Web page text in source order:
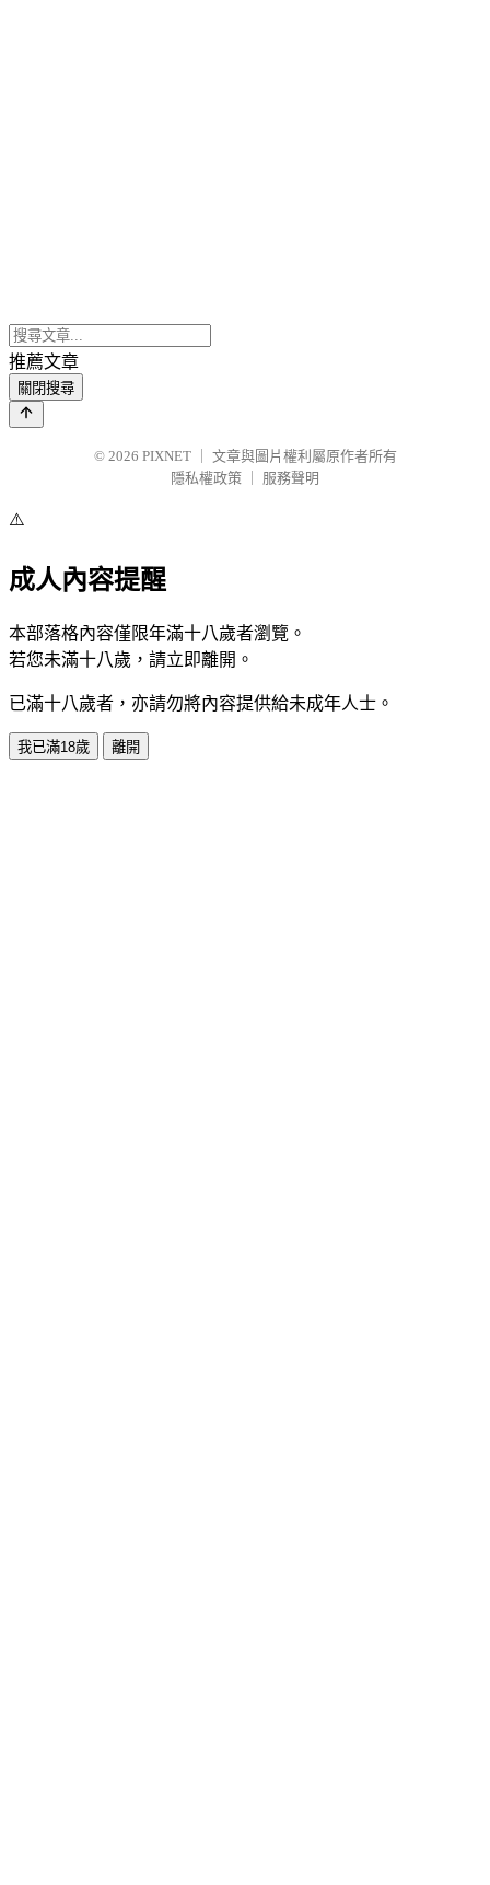
推薦文章
關閉搜尋
© 2026 PIXNET
文章與圖片權利屬原作者所有
隱私權政策
服務聲明
⚠️
成人內容提醒
本部落格內容僅限年滿十八歲者瀏覽。
若您未滿十八歲，請立即離開。
已滿十八歲者，亦請勿將內容提供給未成年人士。
我已滿18歲 離開